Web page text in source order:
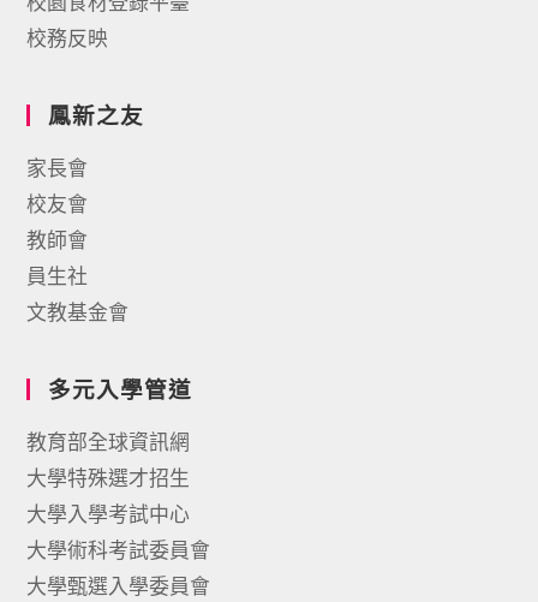
校務反映
鳳新之友
家長會
校友會
教師會
員生社
文教基金會
多元入學管道
教育部全球資訊網
大學特殊選才招生
大學入學考試中心
大學術科考試委員會
大學甄選入學委員會